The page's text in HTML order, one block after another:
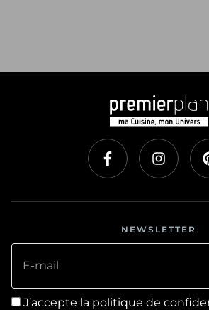
NEWSLETTER
E-mail
J’accepte la politique de